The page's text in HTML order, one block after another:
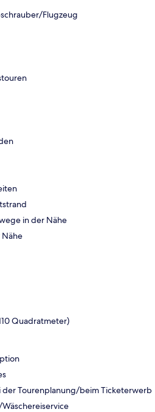
Flugzeug
in der Nähe
Quadratmeter)
Tourenplanung/beim Ticketerwerb